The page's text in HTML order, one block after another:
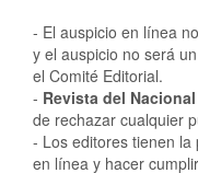
- El auspicio en línea
y el auspicio no será
el Comité Editorial.
- Revista del
de rechazar cualquier
- Los editores tienen
en línea y hacer